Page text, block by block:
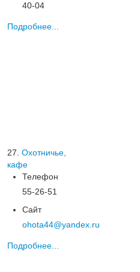
40-04
Подробнее...
27. Охотничье,
кафе
Телефон
55-26-51
Сайт
ohota44@yandex.ru
Подробнее...